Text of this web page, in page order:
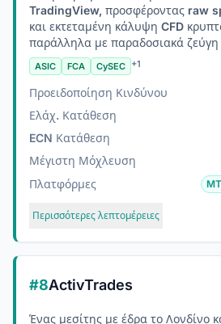
TradingView, προσφέροντας raw
και εκτεταμένη κάλυψη CFD
παράλληλα με παραδοσιακά
ASIC FCA CySEC +1
Προειδοποίηση Κινδύνου
Ελάχ. Κατάθεση
ECN Κατάθεση
Μέγιστη Μόχλευση
Πλατφόρμες
Περισσότερες λεπτομέρειες
#8ActivTrades
Ένας μεσίτης με έδρα το Λονδίνο